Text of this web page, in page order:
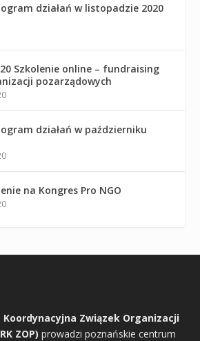
działań w listopadzie 2020
Szkolenie online – fundraising
pozarządowych
działań w październiku
na Kongres Pro NGO
Związek Organizacji
ZOP) prowadzi poznańskie centrum